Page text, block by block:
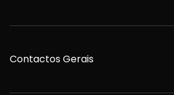
Contactos Gerais